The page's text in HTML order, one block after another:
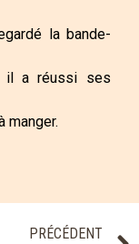
la bande-
il a réussi ses
manger.
PRÉCÉDENT